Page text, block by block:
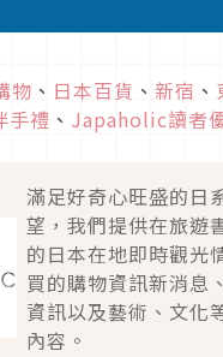
物 、 日本百貨 、 新宿 、
手禮 、 Japaholic讀者
滿足好奇心旺盛的日
望，我們提供在旅遊
的日本在地即時觀光
買的購物資訊新消息
資訊以及藝術、文化
內容。